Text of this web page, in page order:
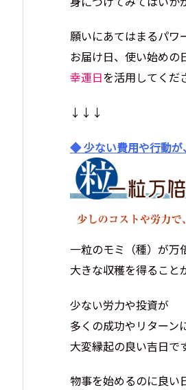
願いにあてはまるパワ
お届け日、使い始めの
幸運日を活用してくだ
↓↓↓
◆ 少ない費用や行動が
一粒のモミ（種）が万
大きな収穫を得ること
少ない労力や投資が
多くの成功やリターン
大変縁起の良い吉日で
物事を始めるのに良い